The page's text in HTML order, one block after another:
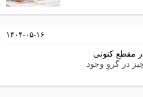
۱۴۰۴-۰۵-۱۶
مقطع کنونی
در گروِ وجود